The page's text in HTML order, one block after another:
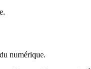
numérique.